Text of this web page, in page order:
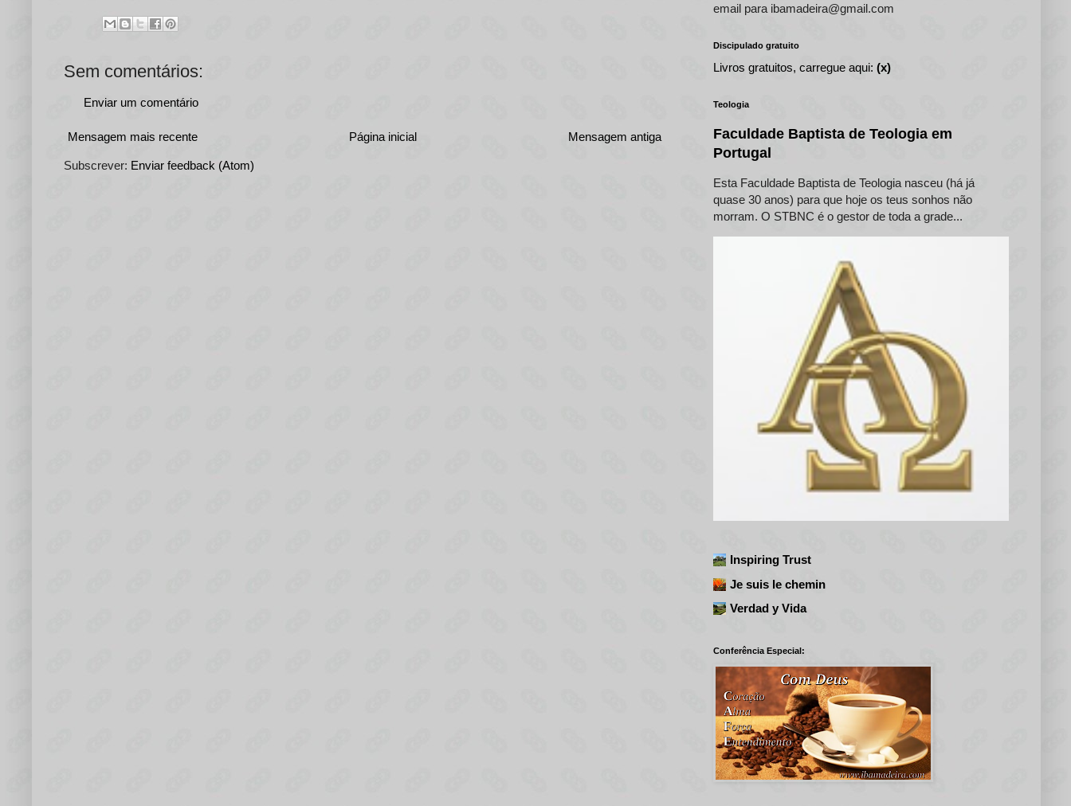
Sem comentários:
Enviar um comentário
Mensagem mais recente Mensagem antiga
Página inicial
Subscrever: Enviar feedback (Atom)
email para ibamadeira@gmail.com
Discipulado gratuito
Livros gratuitos, carregue aqui: (x)
Teologia
Faculdade Baptista de Teologia em
Portugal
Esta Faculdade Baptista de Teologia nasceu (há já
quase 30 anos) para que hoje os teus sonhos não
morram. O STBNC é o gestor de toda a grade...
Inspiring Trust
Je suis le chemin
Verdad y Vida
Conferência Especial: